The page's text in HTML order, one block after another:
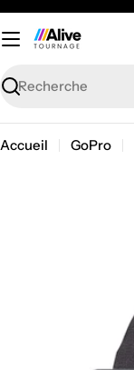
Passer
au
contenu
Recherche
Accueil GoPro